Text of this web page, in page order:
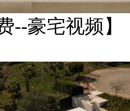
--豪宅视频】